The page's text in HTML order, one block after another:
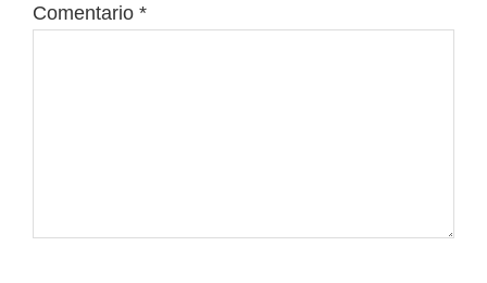
Comentario *